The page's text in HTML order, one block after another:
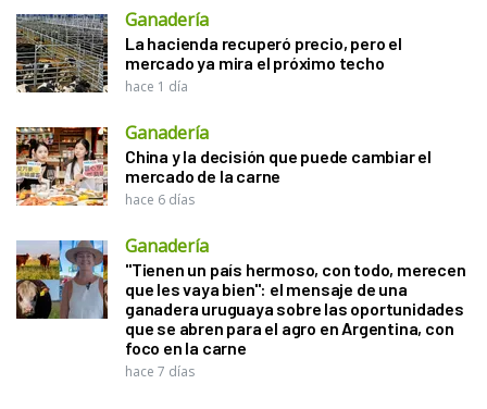
Ganadería
La hacienda recuperó precio, pero el
mercado ya mira el próximo techo
hace 1 día
Ganadería
China y la decisión que puede cambiar el
mercado de la carne
hace 6 días
Ganadería
"Tienen un país hermoso, con todo, merecen
que les vaya bien": el mensaje de una
ganadera uruguaya sobre las oportunidades
que se abren para el agro en Argentina, con
foco en la carne
hace 7 días